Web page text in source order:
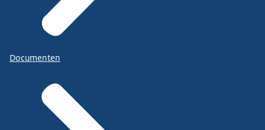
Documenten